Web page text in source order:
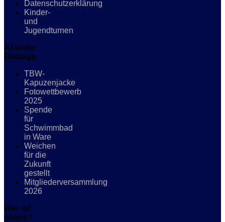
Datenschutzerklärung
Kinder-
und
Jugendturnen
Aktuelle
Beiträge
TBW-
Kapuzenjacke
Fotowettbewerb
2025
Spende
für
Schwimmbad
in Ware
Weichen
für die
Zukunft
gestellt
Mitgliederversammlung
2026
Wer ist
online?